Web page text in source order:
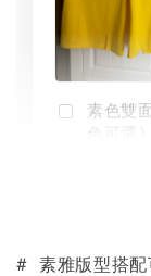
素色雙
# 素雅版型搭配